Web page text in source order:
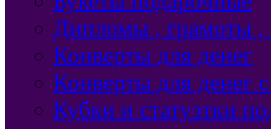
Дипломы , грамоты ,
Конверты для денег
Конверты для денег
Кубки и статуэтки